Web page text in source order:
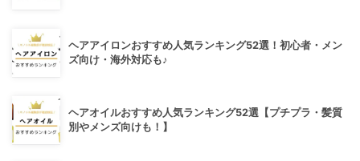
ヘアアイロンおすすめ人気ランキング52選！初心者・メン
ズ向け・海外対応も♪
ヘアオイルおすすめ人気ランキング52選【プチプラ・髪質
別やメンズ向けも！】